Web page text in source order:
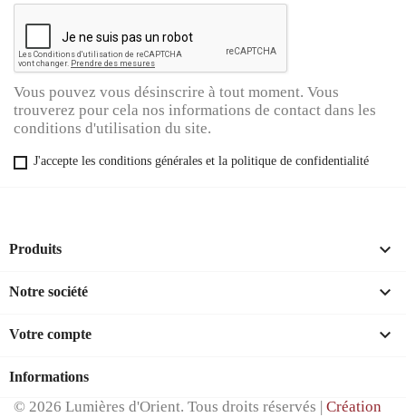
Vous pouvez vous désinscrire à tout moment. Vous
trouverez pour cela nos informations de contact dans les
conditions d'utilisation du site.
J'accepte les conditions générales et la politique de confidentialité
Produits 
Notre société 
Votre compte 
Informations
© 2026 Lumières d'Orient. Tous droits réservés | Création